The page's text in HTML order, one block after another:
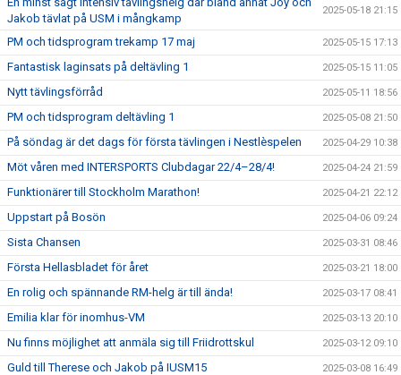
Jakob tävlat på USM i mångkamp
2025-05-18 21:15
PM och tidsprogram trekamp 17 maj 2025-05-15 17:13
Fantastisk laginsats på deltävling 1 2025-05-15 11:05
Nytt tävlingsförråd 2025-05-11 18:56
PM och tidsprogram deltävling 1 2025-05-08 21:50
På söndag är det dags för första tävlingen i Nestlèspelen 2025-04-29 10:38
Möt våren med INTERSPORTS Clubdagar 22/4–28/4! 2025-04-24 21:59
Funktionärer till Stockholm Marathon! 2025-04-21 22:12
Uppstart på Bosön 2025-04-06 09:24
Sista Chansen 2025-03-31 08:46
Första Hellasbladet för året 2025-03-21 18:00
En rolig och spännande RM-helg är till ända! 2025-03-17 08:41
Emilia klar för inomhus-VM 2025-03-13 20:10
Nu finns möjlighet att anmäla sig till Friidrottskul 2025-03-12 09:10
Guld till Therese och Jakob på IUSM15 2025-03-08 16:49